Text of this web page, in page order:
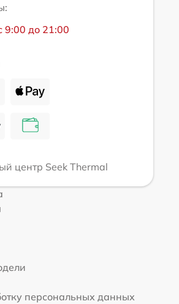
9:00 до 21:00
центр Seek Thermal
персональных данных